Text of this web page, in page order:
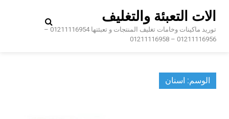
content
الات التعبئة والتغليف
توريد ماكينات وخامات تغليف المنتجات و تعبئتها 01211116954 –
01211116956 – 01211116958
الوسم: اسنان